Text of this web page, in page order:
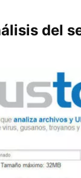
del